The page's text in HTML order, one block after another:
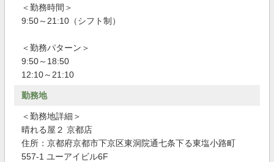
＜勤務時間＞
9:50～21:10（シフト制）
＜勤務パターン＞
9:50～18:50
12:10～21:10
勤務地
＜勤務地詳細＞
晴れる屋２ 京都店
住所：京都府京都市下京区東洞院通七条下る東塩小路町
557-1 ユーアイビル6F